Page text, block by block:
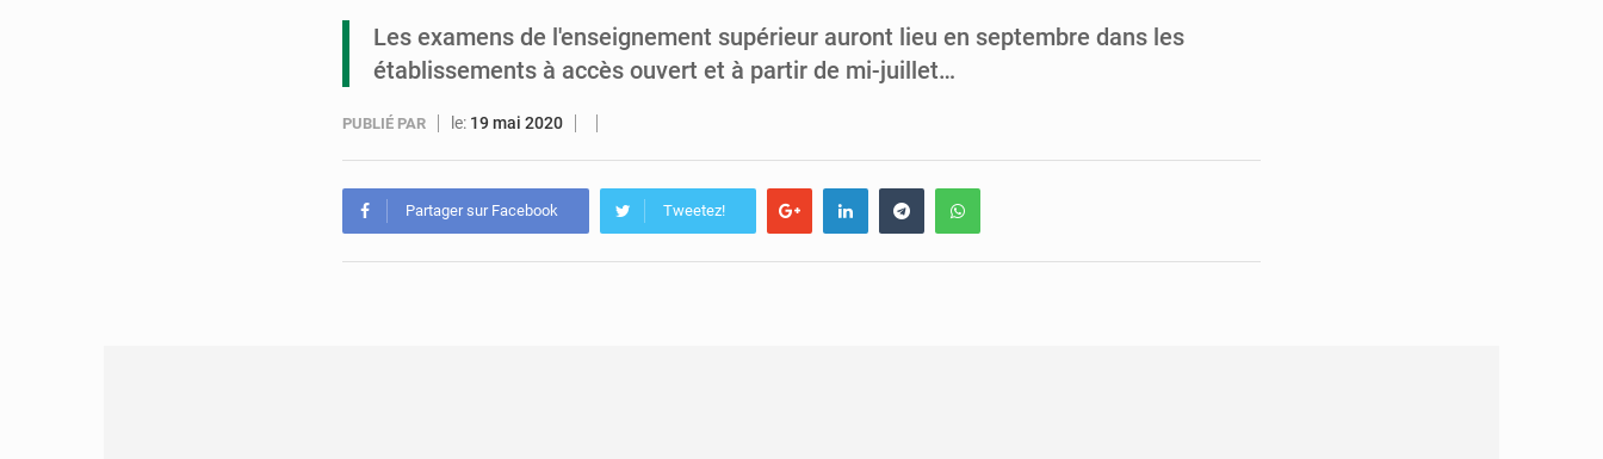
Les examens de l'enseignement supérieur auront lieu en septembre dans les
établissements à accès ouvert et à partir de mi-juillet…
PUBLIÉ PAR le: 19 mai 2020
Partager sur Facebook Tweetez!